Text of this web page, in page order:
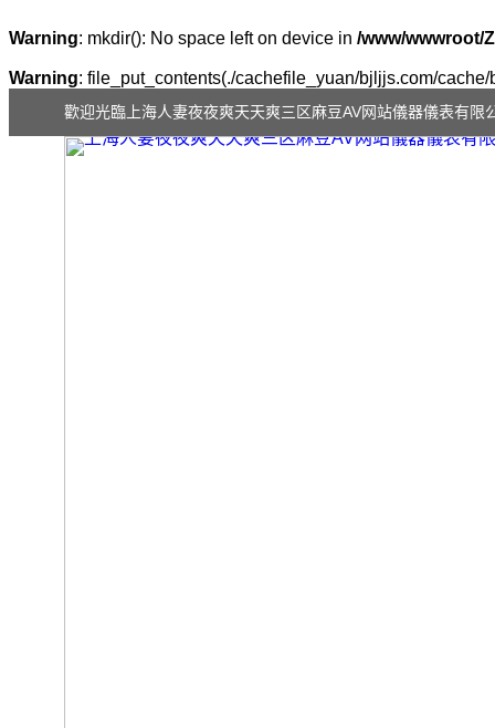
Warning: mkdir(): No space left on device in /www/wwwroot/
Warning: file_put_contents(./cachefile_yuan/bjljjs.com/
歡迎光臨上海人妻夜夜爽天天爽三区麻豆AV网站儀器儀表有限